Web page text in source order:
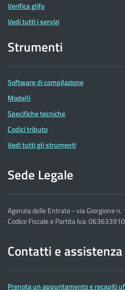
Verifica glifo
Vedi tutti i servizi
Strumenti
Software di compilazione
Modelli
Specifiche tecniche
Codici tributo
Vedi tutti gli strumenti
Sede Legale
Agenzia delle Entrate - via Giorgione
Codice Fiscale e Partita Iva:
Contatti e assistenza
Prenota un appuntamento e recapiti